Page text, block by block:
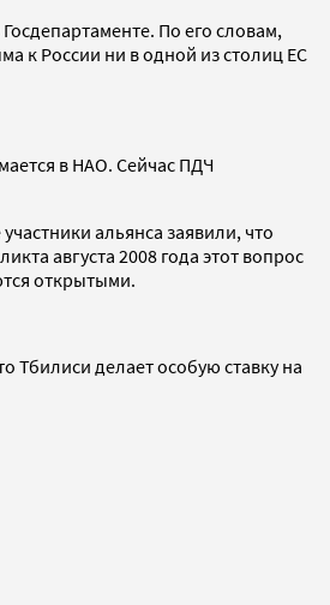
По его словам,
к России ни в одной из столиц ЕС
в НАО. Сейчас ПДЧ
альянса заявили, что
августа 2008 года этот вопрос
открытыми.
Тбилиси делает особую ставку на